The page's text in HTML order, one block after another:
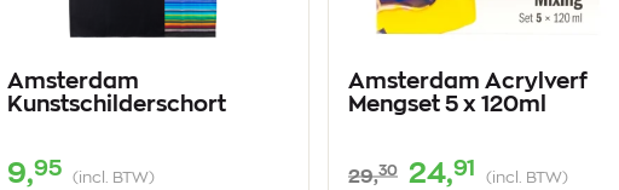
Amsterdam
Kunstschilderschort
9,95 (incl. BTW)
Amsterdam Acrylverf
Mengset 5 x 120ml
29,30 24,91 (incl. BTW)